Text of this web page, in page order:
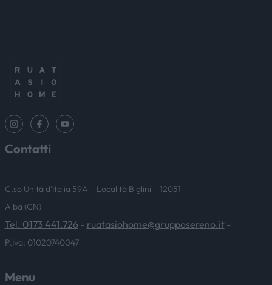
Contatti
C.so Unità d’Italia 59A – Località Biglini – 12051
Alba (CN)
Tel. 0173 441.726 – ruatasiohome@grupposereno.it –
P.Iva: 01020740047
Menu